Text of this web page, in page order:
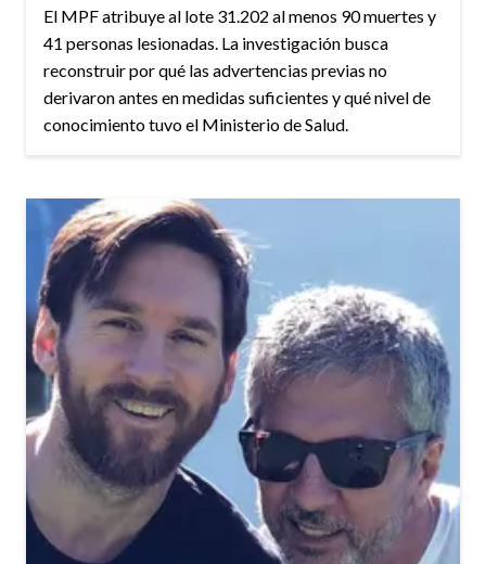
El MPF atribuye al lote 31.202 al menos 90 muertes y
41 personas lesionadas. La investigación busca
reconstruir por qué las advertencias previas no
derivaron antes en medidas suficientes y qué nivel de
conocimiento tuvo el Ministerio de Salud.